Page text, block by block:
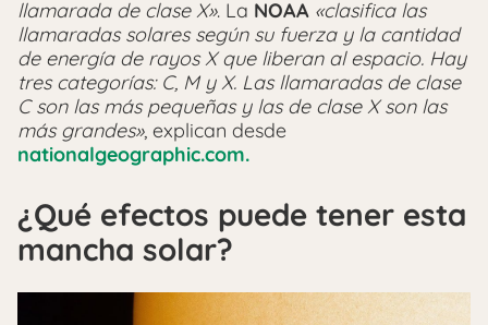
llamarada de clase X». La NOAA «clasifica las
llamaradas solares según su fuerza y la cantidad
de energía de rayos X que liberan al espacio. Hay
tres categorías: C, M y X. Las llamaradas de clase
C son las más pequeñas y las de clase X son las
más grandes», explican desde
nationalgeographic.com.
¿Qué efectos puede tener esta
mancha solar?